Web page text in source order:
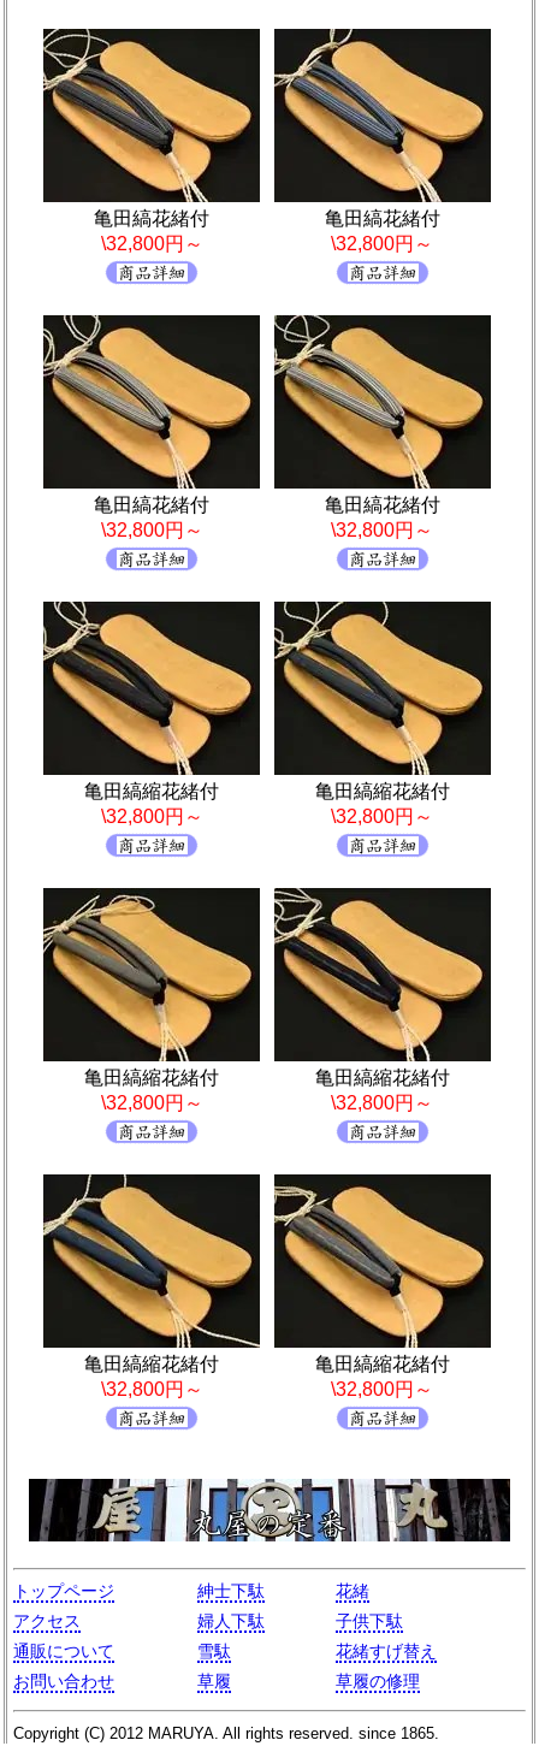
亀田縞花緒付
\32,800円～
亀田縞花緒付
\32,800円～
亀田縞花緒付
\32,800円～
亀田縞花緒付
\32,800円～
亀田縞縮花緒付
\32,800円～
亀田縞縮花緒付
\32,800円～
亀田縞縮花緒付
\32,800円～
亀田縞縮花緒付
\32,800円～
亀田縞縮花緒付
\32,800円～
亀田縞縮花緒付
\32,800円～
トップページ
アクセス
通販について
お問い合わせ
紳士下駄
婦人下駄
雪駄
草履
花緒
子供下駄
花緒すげ替え
草履の修理
Copyright (C) 2012 MARUYA . All rights reserved. since 1865.